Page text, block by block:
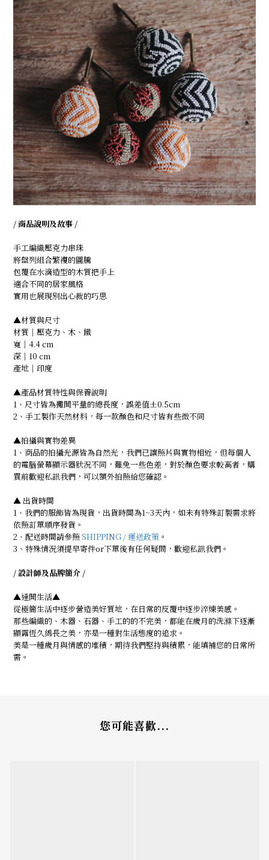
/ 商品說明及故事 /
手工編織壓克力串珠
將盤列組合繁複的圖騰
包覆在水滴造型的木質把手上
適合不同的居家風格
實用也展現別出心裁的巧思
▲材質與尺寸
材質｜壓克力、木、鐵
寬｜4.4 cm
深｜10 cm
產地｜印度
▲產品材質特性與保養說明
1、尺寸皆為攤開平量的總長度，誤差值±0.5cm
2、手工製作天然材料，每一款顏色和尺寸皆有些微不同
▲拍攝與實物差異
1、商品的拍攝光源皆為自然光，我們已讓照片與實物相近，但每個人
的電腦螢幕顯示器狀況不同，難免一些色差，對於顏色要求較高者，購
買前歡迎私訊我們，可以額外拍照給您確認。
▲ 出貨時間
1、我們的服飾皆為現貨，出貨時間為1~3天內，如未有特殊訂製需求將
依照訂單順序發貨。
2、配送時間請參照 SHIPPING / 運送政策 。
3、特殊情況須提早寄件or下單後有任何疑問，歡迎私訊我們。
/ 設計師及品牌簡介 /
▲達開生活▲
從極簡生活中逐步營造美好質地，在日常的反覆中逐步淬煉美感。
那些編織的、木器、石器、手工的的不完美，都能在歲月的洗滌下逐漸
顯露恆久綿長之美，亦是一種對生活態度的追求。
美是一種歲月與情感的堆積，期待我們堅持與積累，能填補您的日常所
需。
您可能喜歡...